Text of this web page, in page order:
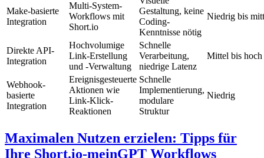
Make-basierte
Integration
Multi-System-
Workflows mit
Short.io
Gestaltung, keine
Coding-
Kenntnisse nötig
Niedrig bis
Direkte API-
Integration
Hochvolumige
Link-Erstellung
und -Verwaltung
Schnelle
Verarbeitung,
niedrige Latenz
Mittel bis hoch
Webhook-
basierte
Integration
Ereignisgesteuerte
Aktionen wie
Link-Klick-
Reaktionen
Schnelle
Implementierung,
modulare
Struktur
Niedrig
Maximalen Nutzen erzielen: Tipps für
Ihre Short.io-meinGPT Workflows